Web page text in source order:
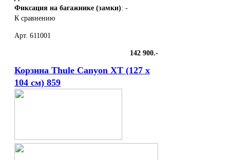
Фиксация на багажнике (замки): -
К сравнению
Арт. 611001
142 900.-
Корзина Thule Canyon XT (127 х
104 см) 859